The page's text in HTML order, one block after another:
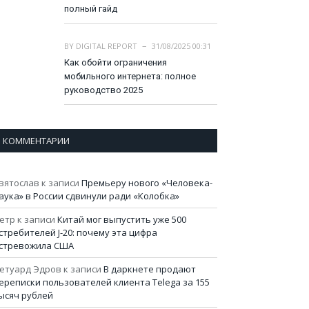
полный гайд
BY DIGITAL REPORT
31/08/2025 00:31
Как обойти ограничения
мобильного интернета: полное
руководство 2025
КОММЕНТАРИИ
к записи Премьеру нового «Человека-
в России сдвинули ради «Колобка»
к записи Китай мог выпустить уже 500
J-20: почему эта цифра
США
Эдров к записи В даркнете продают
пользователей клиента Telega за 155
рублей